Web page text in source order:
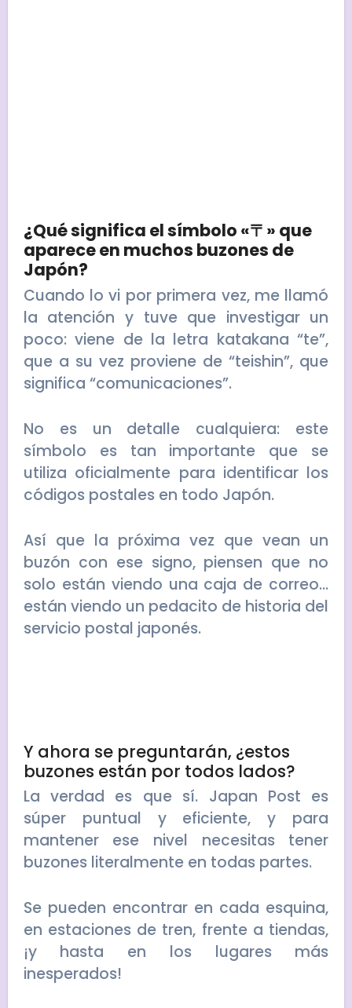
¿Qué significa el símbolo «〒» que
aparece en muchos buzones de
Japón?
Cuando lo vi por primera vez, me llamó
la atención y tuve que investigar un
poco: viene de la letra katakana “te”,
que a su vez proviene de “teishin”, que
significa “comunicaciones”.
No es un detalle cualquiera: este
símbolo es tan importante que se
utiliza oficialmente para identificar los
códigos postales en todo Japón.
Así que la próxima vez que vean un
buzón con ese signo, piensen que no
solo están viendo una caja de correo…
están viendo un pedacito de historia del
servicio postal japonés.
Y ahora se preguntarán, ¿estos
buzones están por todos lados?
La verdad es que sí. Japan Post es
súper puntual y eficiente, y para
mantener ese nivel necesitas tener
buzones literalmente en todas partes.
Se pueden encontrar en cada esquina,
en estaciones de tren, frente a tiendas,
¡y hasta en los lugares más
inesperados!